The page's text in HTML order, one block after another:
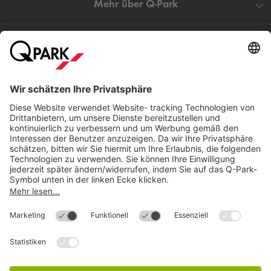
Mehr über Q-Park
Direkt zum
Download
Cookie Informationen
©